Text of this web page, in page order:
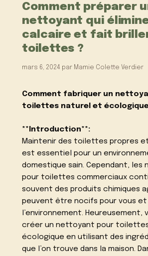
Comment préparer
nettoyant qui
calcaire et fait
toilettes ?
mars 6, 2024 par Mamie Colette Verdier
Comment fabriquer un
toilettes naturel et
**Introduction**:
Maintenir des toilettes propres
est essentiel pour un
domestique sain. Cependant, les
pour toilettes commerciaux
souvent des produits chimiques
peuvent être nocifs pour vous et
l’environnement. Heureusement,
créer un nettoyant pour
écologique en utilisant des
que l’on trouve dans la maison.